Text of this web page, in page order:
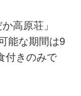
高原荘」
能な期間は9
付きのみで